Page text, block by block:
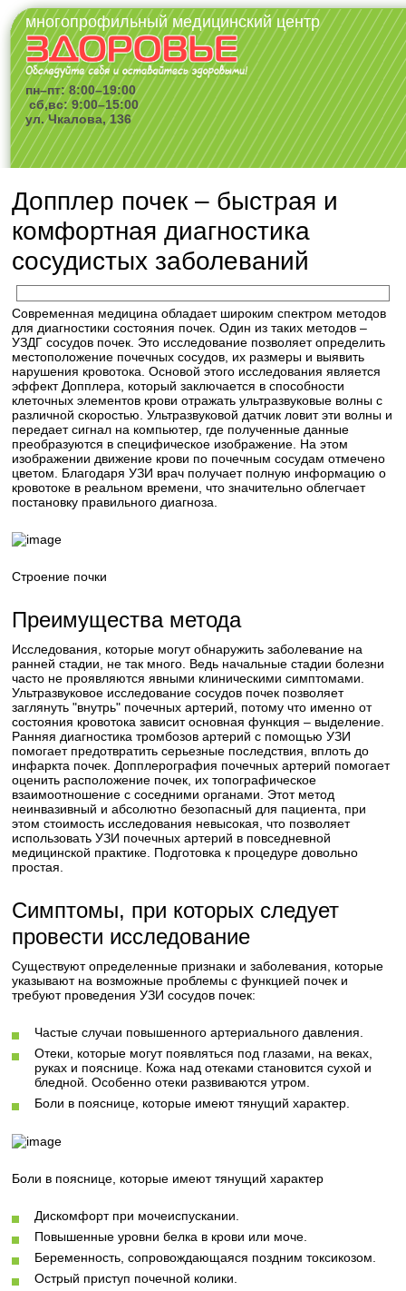
многопрофильный медицинский центр
пн–пт: 8:00–19:00
сб,вс: 9:00–15:00
ул. Чкалова, 136
Допплер почек – быстрая и
комфортная диагностика
сосудистых заболеваний
Современная медицина обладает широким спектром методов
для диагностики состояния почек. Один из таких методов –
УЗДГ сосудов почек. Это исследование позволяет определить
местоположение почечных сосудов, их размеры и выявить
нарушения кровотока. Основой этого исследования является
эффект Допплера, который заключается в способности
клеточных элементов крови отражать ультразвуковые волны с
различной скоростью. Ультразвуковой датчик ловит эти волны и
передает сигнал на компьютер, где полученные данные
преобразуются в специфическое изображение. На этом
изображении движение крови по почечным сосудам отмечено
цветом. Благодаря УЗИ врач получает полную информацию о
кровотоке в реальном времени, что значительно облегчает
постановку правильного диагноза.
Строение почки
Преимущества метода
Исследования, которые могут обнаружить заболевание на
ранней стадии, не так много. Ведь начальные стадии болезни
часто не проявляются явными клиническими симптомами.
Ультразвуковое исследование сосудов почек позволяет
заглянуть "внутрь" почечных артерий, потому что именно от
состояния кровотока зависит основная функция – выделение.
Ранняя диагностика тромбозов артерий с помощью УЗИ
помогает предотвратить серьезные последствия, вплоть до
инфаркта почек. Допплерография почечных артерий помогает
оценить расположение почек, их топографическое
взаимоотношение с соседними органами. Этот метод
неинвазивный и абсолютно безопасный для пациента, при
этом стоимость исследования невысокая, что позволяет
использовать УЗИ почечных артерий в повседневной
медицинской практике. Подготовка к процедуре довольно
простая.
Симптомы, при которых следует
провести исследование
Существуют определенные признаки и заболевания, которые
указывают на возможные проблемы с функцией почек и
требуют проведения УЗИ сосудов почек:
Частые случаи повышенного артериального давления.
Отеки, которые могут появляться под глазами, на веках,
руках и пояснице. Кожа над отеками становится сухой и
бледной. Особенно отеки развиваются утром.
Боли в пояснице, которые имеют тянущий характер.
Боли в пояснице, которые имеют тянущий характер
Дискомфорт при мочеиспускании.
Повышенные уровни белка в крови или моче.
Беременность, сопровождающаяся поздним токсикозом.
Острый приступ почечной колики.